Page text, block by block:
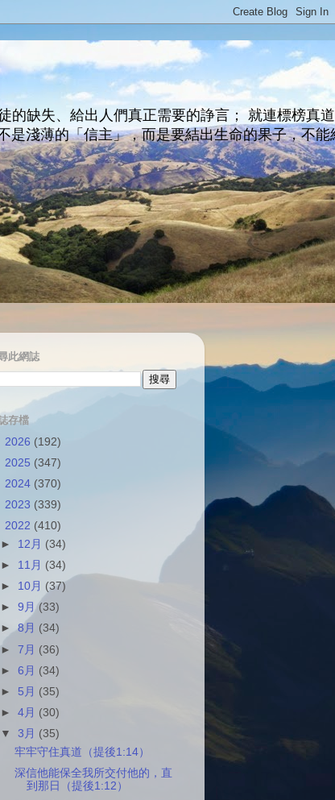
的缺失、給出人們真正需要的諍言； 就連標榜真
淺薄的「信主」，而是要結出生命的果子，不能
此網誌
存檔
2026 (192)
2025 (347)
2024 (370)
2023 (339)
2022 (410)
► 12月 (34)
► 11月 (34)
► 10月 (37)
►9月(33)
►8月 (34)
►7月 (36)
►6月 (34)
► 5月 (35)
►4月 (30)
▼3月 (35)
牢牢守住真道（提後1:14）
深信他能保全我所交付他的，直
到那日（提後1:12）